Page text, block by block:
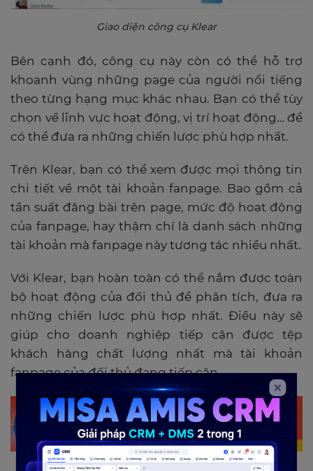
Giao diện công cụ Klear
Bên cạnh đó, công cụ này còn có thể hỗ trợ
khoanh vùng những page của người nổi tiếng
theo từng hạng mục khác nhau. Bạn có thể tùy
chọn về lĩnh vực hoạt động, vị trí hoạt động… để
có thể đưa ra những chiến lược phù hợp nhất.
Trên Klear, bạn có thể xem được mọi thông tin
chi tiết về một tài khoản fanpage. Bao gồm cả
tần suất đăng bài trên page, mức độ hoạt động
của fanpage, hay thậm chí là danh sách những
tài khoản mà fanpage này tương tác nhiều nhất.
Với Klear, bạn hoàn toàn có thể nắm được toàn
bộ hoạt động của đối thủ để phân tích, đưa ra
những chiến lược phù hợp nhất. Điều này sẽ
giúp cho doanh nghiệp tiếp cận được tệp
khách hàng chất lượng nhất mà tài khoản
fanpage của đối thủ đang tiếp cận.